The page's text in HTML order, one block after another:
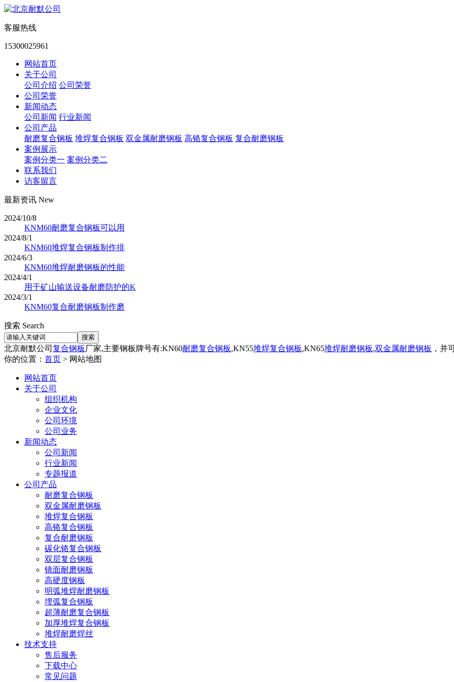
客服热线
15300025961
网站首页
关于公司
公司介绍 公司荣誉
公司荣誉
新闻动态
公司新闻 行业新闻
公司产品
耐磨复合钢板 堆焊复合钢板 双金属耐磨钢板 高铬复合钢板 复合耐磨钢板
案例展示
案例分类一 案例分类二
联系我们
访客留言
最新资讯 New
2024/10/8
KNM60耐磨复合钢板可以用
2024/8/1
KNM60堆焊复合钢板制作排
2024/6/3
KNM60堆焊耐磨钢板的性能
2024/4/1
用于矿山输送设备耐磨防护的K
2024/3/1
KNM60复合耐磨钢板制作磨
搜索 Search
北京耐默公司 复合钢板厂家,主要钢板牌号有:KN60耐磨复合钢板,KN55堆焊复合钢板,KN65堆焊耐磨钢板,双金属耐磨钢板 ，并
你的位置： 首页 > 网站地图
网站首页
关于公司
组织机构
企业文化
公司环境
公司业务
新闻动态
公司新闻
行业新闻
专题报道
公司产品
耐磨复合钢板
双金属耐磨钢板
堆焊复合钢板
高铬复合钢板
复合耐磨钢板
碳化铬复合钢板
双层复合钢板
镜面耐磨钢板
高硬度钢板
明弧堆焊耐磨钢板
埋弧复合钢板
超薄耐磨复合钢板
加厚堆焊复合钢板
堆焊耐磨焊丝
技术支持
售后服务
下载中心
常见问题